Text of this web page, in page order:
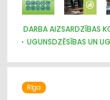
DARBA AIZSARDZĪBAS
UGUNSDZĒSĪBAS UN
Rīga